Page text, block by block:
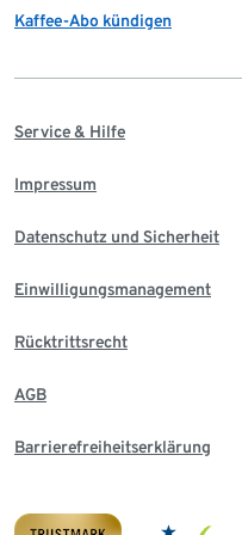
Kaffee-Abo kündigen
Service & Hilfe
Impressum
Datenschutz und Sicherheit
Einwilligungsmanagement
Rücktrittsrecht
AGB
Barrierefreiheitserklärung